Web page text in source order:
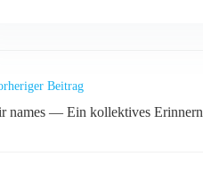
Beitrag
names — Ein kollektives Erinnern